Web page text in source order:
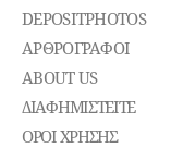
DEPOSITPHOTOS
ΑΡΘΡΟΓΡΑΦΟΙ
ABOUT US
ΔΙΑΦΗΜΙΣΤΕΊΤΕ
ΌΡΟΙ ΧΡΉΣΗΣ